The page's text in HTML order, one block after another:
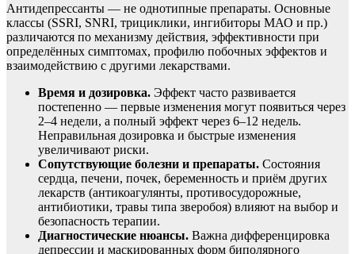
Антидепрессанты — не однотипные препараты. Основные
классы (SSRI, SNRI, трициклики, ингибиторы МАО и пр.)
различаются по механизму действия, эффективности при
определённых симптомах, профилю побочных эффектов и
взаимодействию с другими лекарствами.
Время и дозировка. Эффект часто развивается
постепенно — первые изменения могут появиться через
2–4 недели, а полный эффект через 6–12 недель.
Неправильная дозировка и быстрые изменения
увеличивают риски.
Сопутствующие болезни и препараты. Состояния
сердца, печени, почек, беременность и приём других
лекарств (антикоагулянты, противосудорожные,
антибиотики, травы типа зверобоя) влияют на выбор и
безопасность терапии.
Диагностические нюансы. Важна дифференцировка
депрессии и маскированных форм биполярного